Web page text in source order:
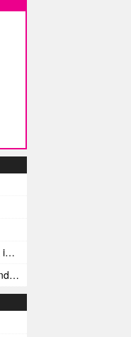
Veckans accessoar – a must have (dock inte älskad av alla)
Jag fick se ett benrangel och andra förunderliga ting